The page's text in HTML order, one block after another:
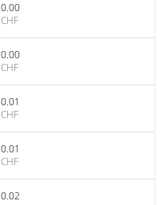
0.00
CHF
0.00
CHF
0.01
CHF
0.01
CHF
0.02